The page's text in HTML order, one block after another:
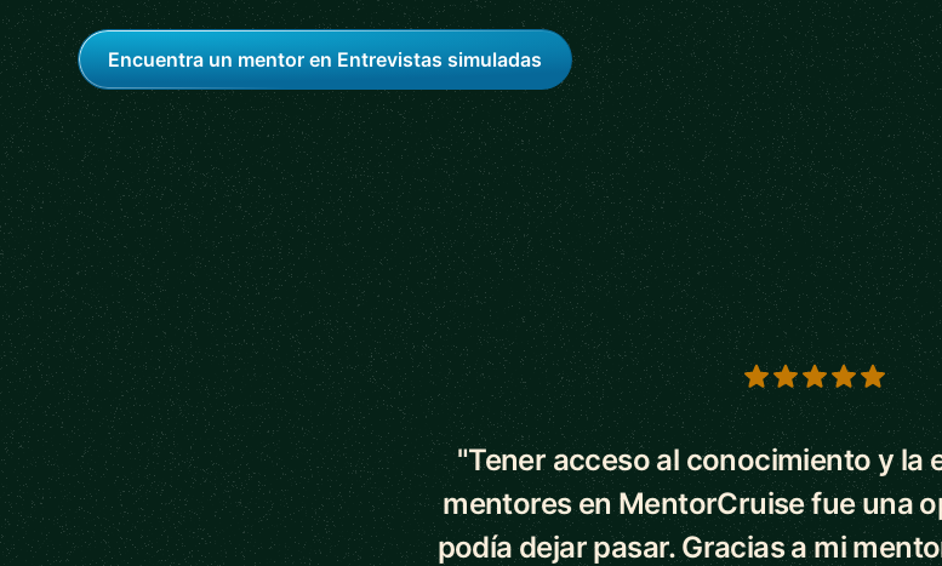
Encuentra un mentor en Entrevistas simuladas
5 out of 5 stars
"Tener acceso al conocimiento y la
mentores en MentorCruise fue una
podía dejar pasar. Gracias a mi